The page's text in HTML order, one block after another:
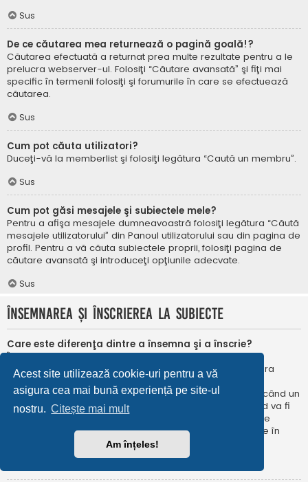
Acest site utilizează cookie-uri pentru a vă
asigura cea mai bună experiență pe site-ul
nostru. Citește mai mult
Am înțeles!
Sus
De ce căutarea mea returnează o pagină goală!?
Căutarea efectuată a returnat prea multe rezultate pentru a le
prelucra webserver-ul. Folosiţi “Căutare avansată” şi fiţi mai
specific în termenii folosiţi şi forumurile în care se efectuează
căutarea.
Sus
Cum pot căuta utilizatori?
Duceţi-vă la memberlist şi folosiţi legătura “Caută un membru”.
Sus
Cum pot găsi mesajele şi subiectele mele?
Pentru a afişa mesajele dumneavoastră folosiţi legătura “Căută
mesajele utilizatorului” din Panoul utilizatorului sau din pagina de
profil. Pentru a vă căuta subiectele proprii, folosiţi pagina de
căutare avansată şi introduceţi opţiunile adecvate.
Sus
Însemnarea şi înscrierea la subiecte
Care este diferenţa dintre a însemna şi a înscrie?
În phpBB 3.0 însemnarea era foarte asemănătoare cu
însemnarea în browser-ul web. Nu eraţi notificat când era
publicat un răspuns. În phpBB 3.1, însemnarea este
asemănătoarea înscrierii la un subiect. Puteți fi notificat când un
subiect este actualizat. Înscriindu-vă, veţi fi notificat când va fi
publicat un răspuns în subiectul sau în forum. Opțiunile de
notificare pentru însemnare și înscriere pot fi configurate în
Panoul utilizatorului, sub “Preferințe forum”.